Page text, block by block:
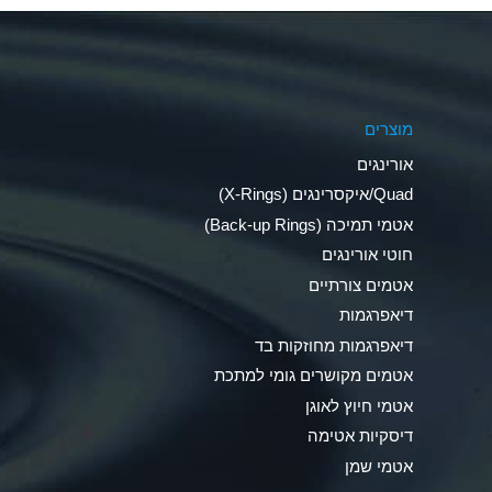
Ammonia Anhydrous
Ammonia Gas (hot)
Ammonium Carbonate (Aqueous)
Ammonium Chloride (Aqueous)
Ammonium Hydroxide (conc.)
Ammonium Nitrate (Aqueous)
Ammonium Nitrite (Aqueous)
מוצרים
אורינגים
Quad/איקסרינגים (X-Rings)
אטמי תמיכה (Back-up Rings)
חוטי אורינגים
אטמים צורתיים
דיאפרגמות
דיאפרגמות מחוזקות בד
אטמים מקושרים גומי למתכת
אטמי חיוץ לאוגן
דיסקיות אטימה
אטמי שמן